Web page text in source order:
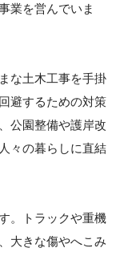
業を営んでいま
な土木工事を手掛
避するための対策
公園整備や護岸改
々の暮らしに直結
。トラックや重機
大きな傷やへこみ